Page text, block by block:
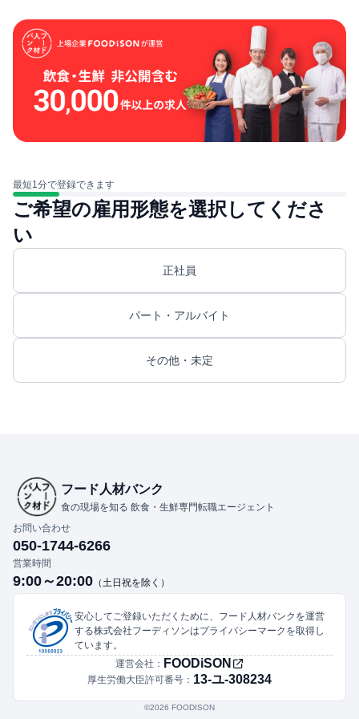
最短1分で登録できます
ご希望の雇用形態を選択してくださ
い
正社員
パート・アルバイト
その他・未定
フード人材バンク
食の現場を知る 飲食・生鮮専門転職エージェント
お問い合わせ
050-1744-6266
営業時間
9:00～20:00 （土日祝を除く）
安心してご登録いただくために、フード人材バンクを運営
する株式会社フーディソンはプライバシーマークを取得し
ています。
運営会社： FOODiSON
厚生労働大臣許可番号： 13-ユ-308234
©︎2026 FOODISON